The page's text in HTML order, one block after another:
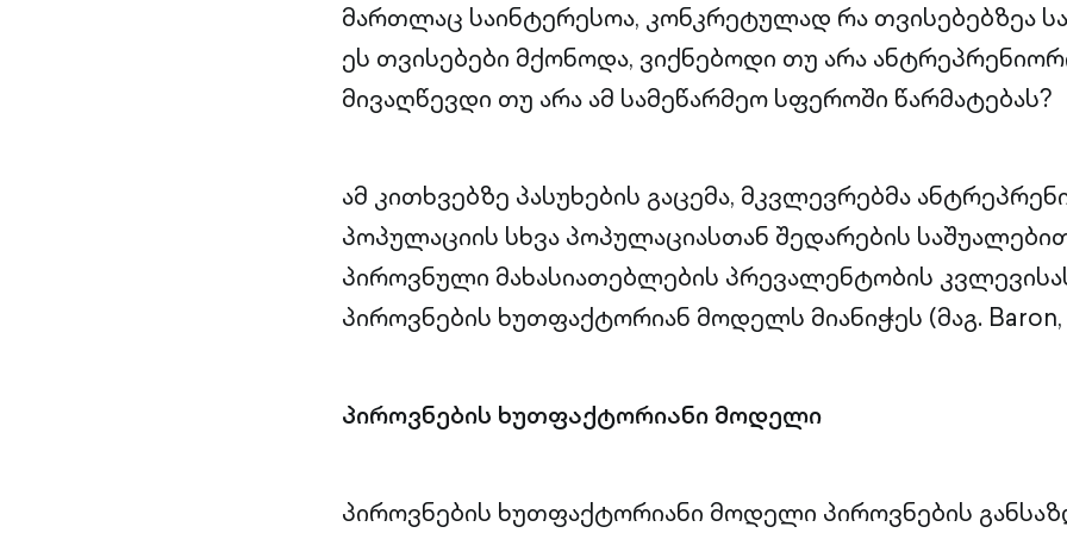
მართლაც საინტერესოა, კონკრეტულად რა თვისებებზეა
ეს თვისებები მქონოდა, ვიქნებოდი თუ არა
მივაღწევდი თუ არა ამ სამეწარმეო სფეროში წარმატებას?
ამ კითხვებზე პასუხების გაცემა, მკვლევრებმა
პოპულაციის სხვა პოპულაციასთან შედარების
პიროვნული მახასიათებლების პრევალენტობის
პიროვნების ხუთფაქტორიან მოდელს მიანიჭეს (მაგ. Baron,
პიროვნების ხუთფაქტორიანი მოდელი
პიროვნების ხუთფაქტორიანი მოდელი პიროვნების